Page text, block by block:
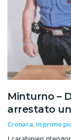
Minturno –
arrestato
Cronaca, In primo